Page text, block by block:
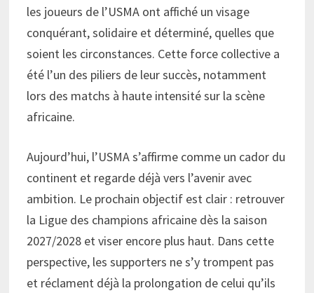
les joueurs de l’USMA ont affiché un visage
conquérant, solidaire et déterminé, quelles que
soient les circonstances. Cette force collective a
été l’un des piliers de leur succès, notamment
lors des matchs à haute intensité sur la scène
africaine.
Aujourd’hui, l’USMA s’affirme comme un cador du
continent et regarde déjà vers l’avenir avec
ambition. Le prochain objectif est clair : retrouver
la Ligue des champions africaine dès la saison
2027/2028 et viser encore plus haut. Dans cette
perspective, les supporters ne s’y trompent pas
et réclament déjà la prolongation de celui qu’ils